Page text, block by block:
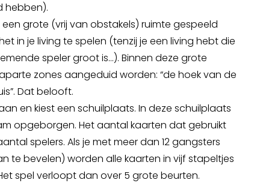
hebben).
een grote (vrij van obstakels) ruimte gespeeld
in je living te spelen (tenzij je een living hebt die
speler groot is...). Binnen deze grote
zones aangeduid worden: “de hoek van de
Dat belooft.
en kiest een schuilplaats. In deze schuilplaats
opgeborgen. Het aantal kaarten dat gebruikt
spelers. Als je met meer dan 12 gangsters
te bevelen) worden alle kaarten in vijf stapeltjes
spel verloopt dan over 5 grote beurten.